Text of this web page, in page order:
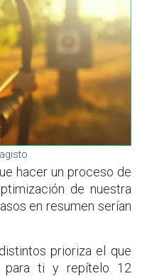
hacer un proceso de
de nuestra
en resumen serían
prioriza el que
para ti y repítelo 12